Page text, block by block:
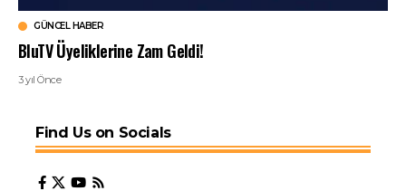
GÜNCEL HABER
BluTV Üyeliklerine Zam Geldi!
3 yıl Önce
Find Us on Socials